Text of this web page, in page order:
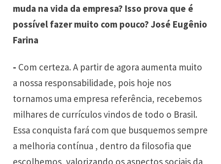
muda na vida da empresa? Isso prova que é
possível fazer muito com pouco? José Eugênio
Farina
- Com certeza. A partir de agora aumenta muito
a nossa responsabilidade, pois hoje nos
tornamos uma empresa referência, recebemos
milhares de currículos vindos de todo o Brasil.
Essa conquista fará com que busquemos sempre
a melhoria contínua , dentro da filosofia que
escolhemos, valorizando os aspectos sociais da